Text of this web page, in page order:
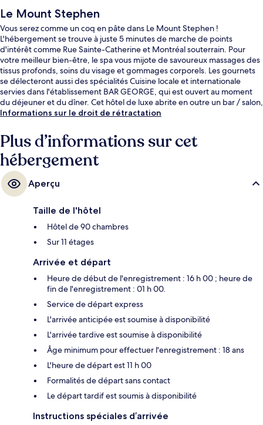
Le Mount Stephen
Vous serez comme un coq en pâte dans Le Mount Stephen !
L'hébergement se trouve à juste 5 minutes de marche de points
d'intérêt comme Rue Sainte-Catherine et Montréal souterrain. Pour
votre meilleur bien-être, le spa vous mijote de savoureux massages des
tissus profonds, soins du visage et gommages corporels. Les gournets
se délecteront aussi des spécialités Cuisine locale et internationale
servies dans l'établissement BAR GEORGE, qui est ouvert au moment
du déjeuner et du dîner. Cet hôtel de luxe abrite en outre un bar / salon,
une salle de fitness ouverte 24 h/24 et une salle de fitness. Les autres
attentionné et le succulent restaurant. Les transports publics se situent à
une courte distance à pied : Station de métro Peel est à 3 min et Station
de métro McGill, à 8 min.
Informations sur le droit de rétractation
Plus d’informations sur cet
hébergement
Aperçu
Taille de l'hôtel
Hôtel de 90 chambres
Sur 11 étages
Arrivée et départ
Heure de début de l'enregistrement : 16 h 00 ; heure de
fin de l'enregistrement : 01 h 00.
Service de départ express
L'arrivée anticipée est soumise à disponibilité
L'arrivée tardive est soumise à disponibilité
Âge minimum pour effectuer l'enregistrement : 18 ans
L'heure de départ est 11 h 00
Formalités de départ sans contact
Le départ tardif est soumis à disponibilité
Instructions spéciales d’arrivée